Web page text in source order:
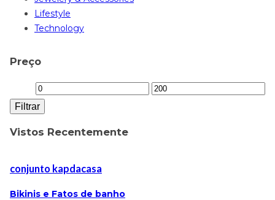
Lifestyle
Technology
Preço
Filtrar
Vistos Recentemente
conjunto kapdacasa
Bikinis e Fatos de banho